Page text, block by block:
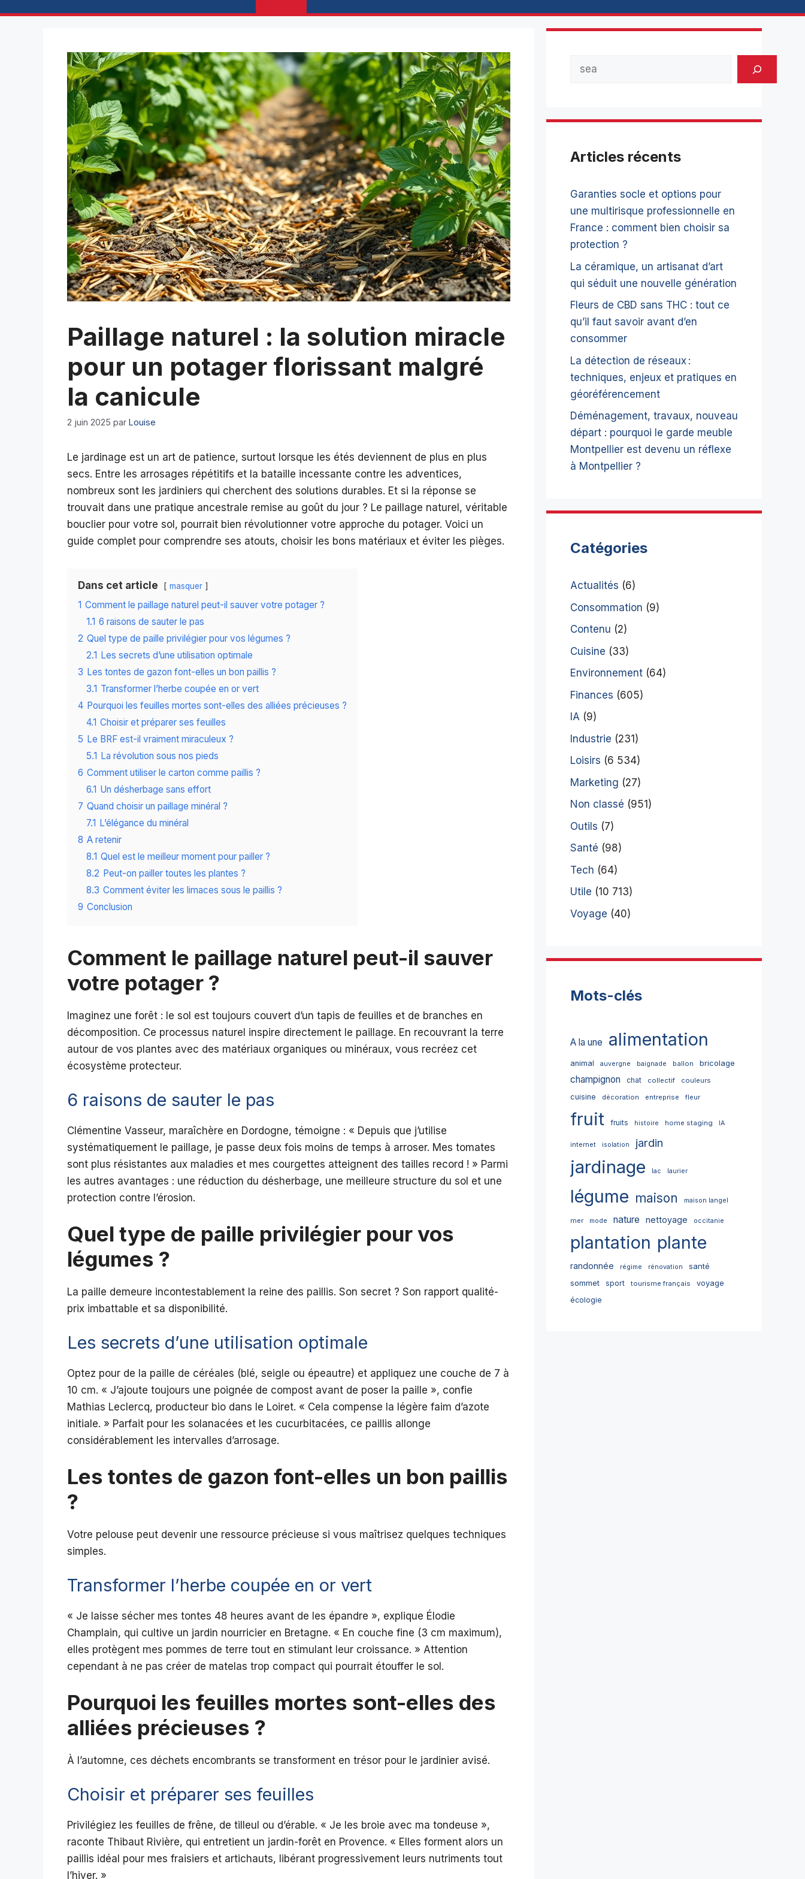
Paillage naturel : la solution miracle
pour un potager florissant malgré
la canicule
2 juin 2025 par Louise
Le jardinage est un art de patience, surtout lorsque les étés deviennent de plus en plus
secs. Entre les arrosages répétitifs et la bataille incessante contre les adventices,
nombreux sont les jardiniers qui cherchent des solutions durables. Et si la réponse se
trouvait dans une pratique ancestrale remise au goût du jour ? Le paillage naturel, véritable
bouclier pour votre sol, pourrait bien révolutionner votre approche du potager. Voici un
guide complet pour comprendre ses atouts, choisir les bons matériaux et éviter les pièges.
Dans cet article masquer
1 Comment le paillage naturel peut-il sauver votre potager ?
1.1 6 raisons de sauter le pas
2 Quel type de paille privilégier pour vos légumes ?
2.1 Les secrets d’une utilisation optimale
3 Les tontes de gazon font-elles un bon paillis ?
3.1 Transformer l’herbe coupée en or vert
4 Pourquoi les feuilles mortes sont-elles des alliées précieuses ?
4.1 Choisir et préparer ses feuilles
5 Le BRF est-il vraiment miraculeux ?
5.1 La révolution sous nos pieds
6 Comment utiliser le carton comme paillis ?
6.1 Un désherbage sans effort
7 Quand choisir un paillage minéral ?
7.1 L’élégance du minéral
8 A retenir
8.1 Quel est le meilleur moment pour pailler ?
8.2 Peut-on pailler toutes les plantes ?
8.3 Comment éviter les limaces sous le paillis ?
9 Conclusion
Comment le paillage naturel peut-il sauver
votre potager ?
Imaginez une forêt : le sol est toujours couvert d’un tapis de feuilles et de branches en
décomposition. Ce processus naturel inspire directement le paillage. En recouvrant la terre
autour de vos plantes avec des matériaux organiques ou minéraux, vous recréez cet
écosystème protecteur.
6 raisons de sauter le pas
Clémentine Vasseur, maraîchère en Dordogne, témoigne : « Depuis que j’utilise
systématiquement le paillage, je passe deux fois moins de temps à arroser. Mes tomates
sont plus résistantes aux maladies et mes courgettes atteignent des tailles record ! » Parmi
les autres avantages : une réduction du désherbage, une meilleure structure du sol et une
protection contre l’érosion.
Quel type de paille privilégier pour vos
légumes ?
La paille demeure incontestablement la reine des paillis. Son secret ? Son rapport qualité-
prix imbattable et sa disponibilité.
Les secrets d’une utilisation optimale
Optez pour de la paille de céréales (blé, seigle ou épeautre) et appliquez une couche de 7 à
10 cm. « J’ajoute toujours une poignée de compost avant de poser la paille », confie
Mathias Leclercq, producteur bio dans le Loiret. « Cela compense la légère faim d’azote
initiale. » Parfait pour les solanacées et les cucurbitacées, ce paillis allonge
considérablement les intervalles d’arrosage.
Les tontes de gazon font-elles un bon paillis
?
Votre pelouse peut devenir une ressource précieuse si vous maîtrisez quelques techniques
simples.
Transformer l’herbe coupée en or vert
« Je laisse sécher mes tontes 48 heures avant de les épandre », explique Élodie
Champlain, qui cultive un jardin nourricier en Bretagne. « En couche fine (3 cm maximum),
elles protègent mes pommes de terre tout en stimulant leur croissance. » Attention
cependant à ne pas créer de matelas trop compact qui pourrait étouffer le sol.
Pourquoi les feuilles mortes sont-elles des
alliées précieuses ?
À l’automne, ces déchets encombrants se transforment en trésor pour le jardinier avisé.
Choisir et préparer ses feuilles
Privilégiez les feuilles de frêne, de tilleul ou d’érable. « Je les broie avec ma tondeuse »,
raconte Thibaut Rivière, qui entretient un jardin-forêt en Provence. « Elles forment alors un
paillis idéal pour mes fraisiers et artichauts, libérant progressivement leurs nutriments tout
l’hiver. »
Articles récents
Garanties socle et options pour
une multirisque professionnelle en
France : comment bien choisir sa
protection ?
La céramique, un artisanat d’art
qui séduit une nouvelle génération
Fleurs de CBD sans THC : tout ce
qu’il faut savoir avant d’en
consommer
La détection de réseaux :
techniques, enjeux et pratiques en
géoréférencement
Déménagement, travaux, nouveau
départ : pourquoi le garde meuble
Montpellier est devenu un réflexe
à Montpellier ?
Catégories
Actualités (6)
Consommation (9)
Contenu (2)
Cuisine (33)
Environnement (64)
Finances (605)
IA (9)
Industrie (231)
Loisirs (6 534)
Marketing (27)
Non classé (951)
Outils (7)
Santé (98)
Tech (64)
Utile (10 713)
Voyage (40)
Mots-clés
A la une alimentation
animal auvergne baignade ballon bricolage
champignon chat collectif couleurs
cuisine décoration entreprise fleur
fruit fruits histoire home staging IA
internet isolation jardin
jardinage lac laurier
légume maison maison langel
mer mode nature nettoyage occitanie
plantation plante
randonnée régime rénovation
santé
sommet
sport tourisme français
voyage
écologie